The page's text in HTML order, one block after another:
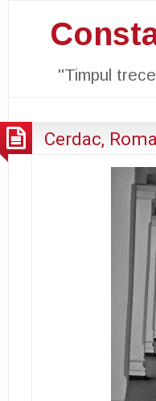
"Timpul
Cerdac,